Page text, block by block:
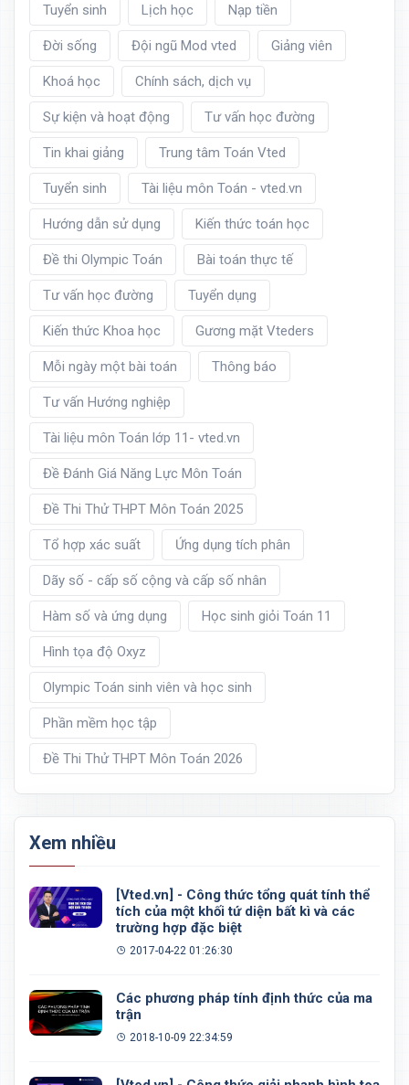
Tuyển sinh Lịch học Nạp tiền
Đời sống Đội ngũ Mod vted Giảng viên
Khoá học Chính sách, dịch vụ
Sự kiện và hoạt động Tư vấn học đường
Tin khai giảng Trung tâm Toán Vted
Tuyển sinh Tài liệu môn Toán - vted.vn
Hướng dẫn sử dụng Kiến thức toán học
Đề thi Olympic Toán Bài toán thực tế
Tư vấn học đường Tuyển dụng
Kiến thức Khoa học Gương mặt Vteders
Mỗi ngày một bài toán Thông báo
Tư vấn Hướng nghiệp
Tài liệu môn Toán lớp 11- vted.vn
Đề Đánh Giá Năng Lực Môn Toán
Đề Thi Thử THPT Môn Toán 2025
Tổ hợp xác suất Ứng dụng tích phân
Dãy số - cấp số cộng và cấp số nhân
Hàm số và ứng dụng Học sinh giỏi Toán 11
Hình tọa độ Oxyz
Olympic Toán sinh viên và học sinh
Phần mềm học tập
Đề Thi Thử THPT Môn Toán 2026
Xem nhiều
[Vted.vn] - Công thức tổng quát tính thể
tích của một khối tứ diện bất kì và các
trường hợp đặc biệt
2017-04-22 01:26:30
Các phương pháp tính định thức của ma
trận
2018-10-09 22:34:59